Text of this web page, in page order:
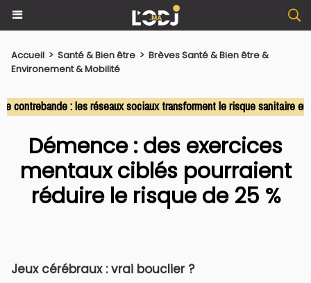
Accueil > Santé & Bien être > Brèves Santé & Bien être &
Environement & Mobilité
: les réseaux sociaux transforment le risque sanitaire en
Démence : des exercices
mentaux ciblés pourraient
réduire le risque de 25 %
Jeux cérébraux : vrai bouclier ?